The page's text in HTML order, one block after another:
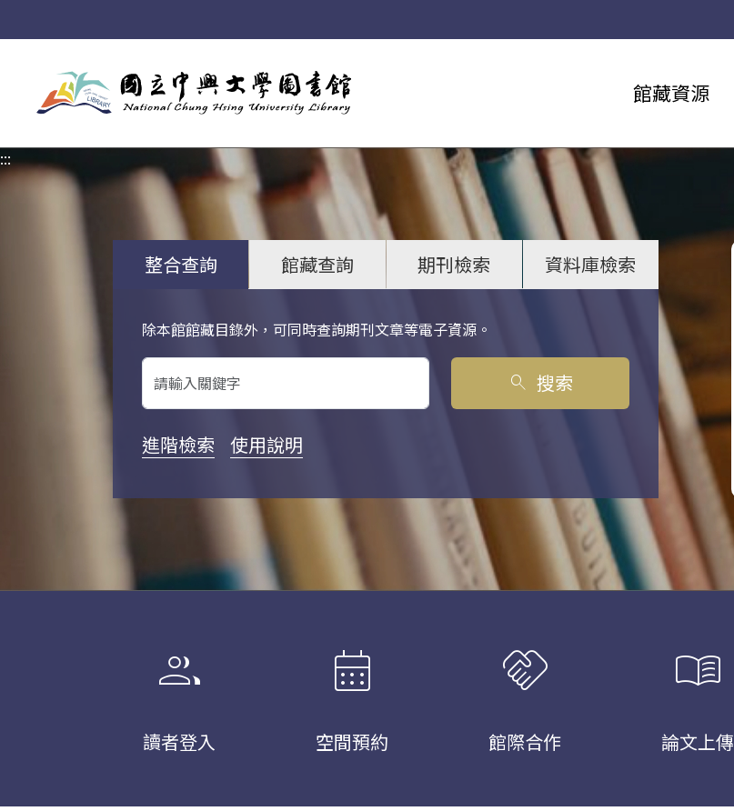
館藏資源
:::
整合查詢 館藏查詢 期刊檢索 資料庫檢索
除本館館藏目錄外，可同時查詢期刊文章等電子資源。
關鍵字搜尋
search 搜索
進階檢索 使用說明
group
讀者登入
calendar_month
空間預約
handshake
館際合作
menu_book
論文上傳